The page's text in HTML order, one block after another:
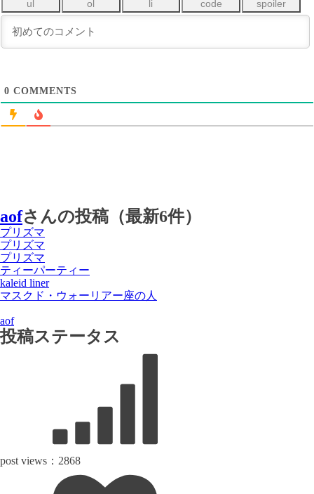
0 COMMENTS
aofさんの投稿（最新6件）
プリズマ
プリズマ
プリズマ
ティーパーティー
kaleid liner
マスクド・ウォーリアー座の人
aof
投稿ステータス
post views： 2868